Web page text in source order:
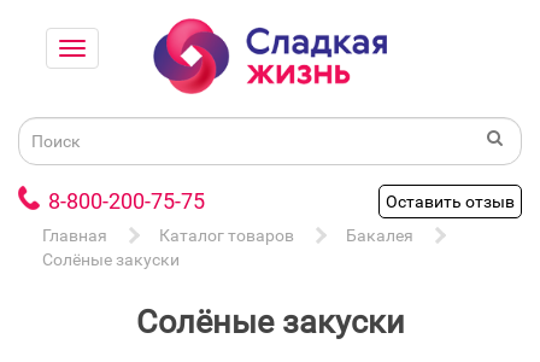
8-800-200-75-75
Оставить отзыв
Главная
Каталог товаров
Бакалея
Солёные закуски
Солёные закуски